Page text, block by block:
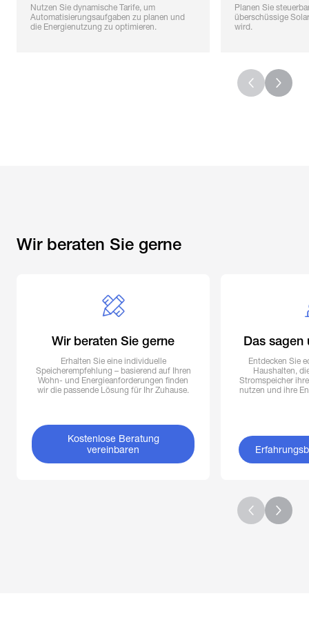
Nutzen Sie dynamische Tarife, um
Automatisierungsaufgaben zu planen und
die Energienutzung zu optimieren.
Planen Sie
überschüssige
wird.
Wir beraten Sie gerne
Wir beraten Sie gerne
Erhalten Sie eine individuelle
Speicherempfehlung – basierend auf Ihren
Wohn- und Energieanforderungen finden
wir die passende Lösung für Ihr Zuhause.
Kostenlose Beratung
vereinbaren
Das sagen
Entdecken Sie
Haushalten,
Stromspeicher
nutzen und ihre